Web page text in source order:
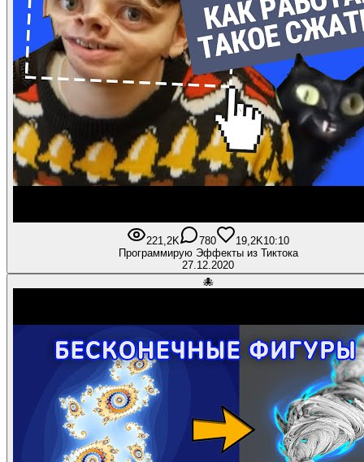
221,2K 780 19,2K10:10
Программирую Эффекты из Тиктока
27.12.2020
🐙